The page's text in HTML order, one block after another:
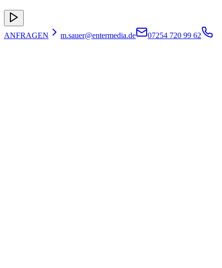
ANFRAGEN m.sauer@entermedia.de 07254 720 99 62